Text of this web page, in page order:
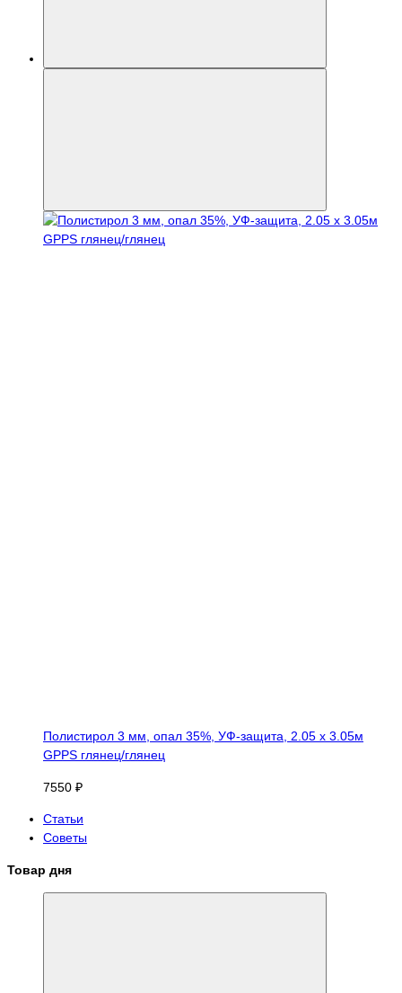
Полистирол 3 мм, опал 35%, УФ-защита, 2.05 х 3.05м
GPPS глянец/глянец
7550 ₽
Статьи
Советы
Товар дня